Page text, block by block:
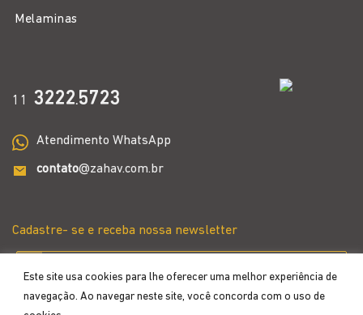
Este site usa cookies para lhe oferecer uma melhor experiência de
navegação. Ao navegar neste site, você concorda com o uso de
Melaminas
11 3222.5723
Atendimento WhatsApp
contato@zahav.com.br
Cadastre- se e receba nossa newsletter